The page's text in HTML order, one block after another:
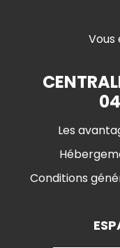
Vous
Les
Conditions